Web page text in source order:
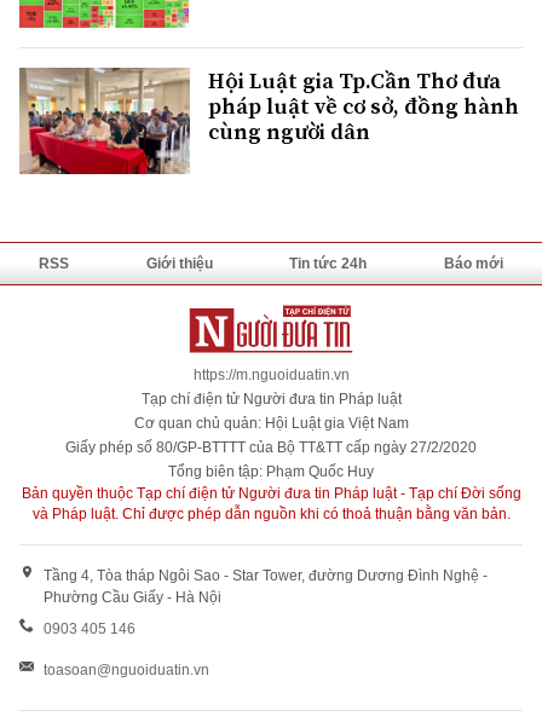
Hội Luật gia Tp.Cần Thơ đưa
pháp luật về cơ sở, đồng hành
cùng người dân
RSS Giới thiệu Tin tức 24h Báo mới
https://m.nguoiduatin.vn
Tạp chí điện tử Người đưa tin Pháp luật
Cơ quan chủ quản: Hội Luật gia Việt Nam
Giấy phép số 80/GP-BTTTT của Bộ TT&TT cấp ngày 27/2/2020
Tổng biên tập: Phạm Quốc Huy
Bản quyền thuộc Tạp chí điện tử Người đưa tin Pháp luật - Tạp chí Đời sống
và Pháp luật. Chỉ được phép dẫn nguồn khi có thoả thuận bằng văn bản.
Tầng 4, Tòa tháp Ngôi Sao - Star Tower, đường Dương Đình Nghệ -
Phường Cầu Giấy - Hà Nội
0903 405 146
toasoan@nguoiduatin.vn